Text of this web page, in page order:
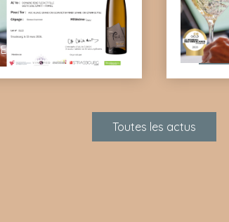
En savoir plus
Toutes les actus